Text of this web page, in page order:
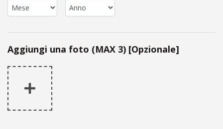
Aggiungi una foto (MAX 3) [Opzionale]